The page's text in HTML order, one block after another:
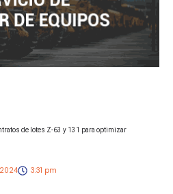
de lotes Z-63 y 131 para optimizar
3:31 pm